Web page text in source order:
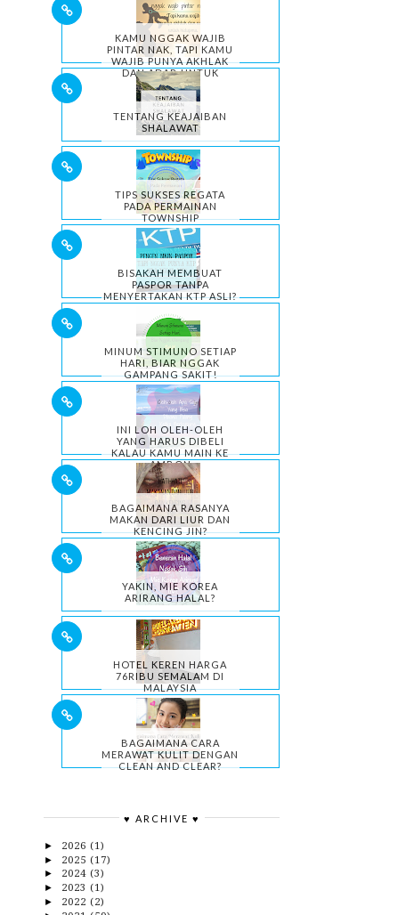
KAMU NGGAK WAJIB
PINTAR NAK, TAPI KAMU
WAJIB PUNYA AKHLAK
DAN ADAB UNTUK
HIDUPMU.
TENTANG KEAJAIBAN
SHALAWAT
TIPS SUKSES REGATA
PADA PERMAINAN
TOWNSHIP
BISAKAH MEMBUAT
PASPOR TANPA
MENYERTAKAN KTP ASLI?
MINUM STIMUNO SETIAP
HARI, BIAR NGGAK
GAMPANG SAKIT!
INI LOH OLEH-OLEH
YANG HARUS DIBELI
KALAU KAMU MAIN KE
AMBON
BAGAIMANA RASANYA
MAKAN DARI LIUR DAN
KENCING JIN?
YAKIN, MIE KOREA
ARIRANG HALAL?
HOTEL KEREN HARGA
76RIBU SEMALAM DI
MALAYSIA
BAGAIMANA CARA
MERAWAT KULIT DENGAN
CLEAN AND CLEAR?
♥ ARCHIVE ♥
► 2026 (1)
► 2025 (17)
► 2024 (3)
► 2023 (1)
► 2022 (2)